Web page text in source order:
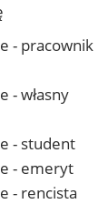
- pracownik
- własny
- student
- emeryt
- rencista